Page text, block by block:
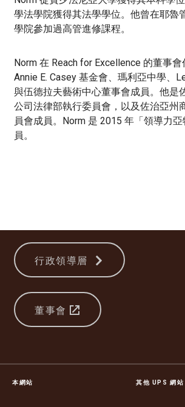
學法學院獲得其法學學位。他曾在耶魯
學院參加過高管進修課程。
Norm 在 Reach for Excellence 的董事
Annie E. Casey 基金會、瑪利亞中學、
與伍德拉夫藝術中心董事會成員。他是
公司法律部執行委員會，以及佐治亞州
員會成員。Norm 是 2015 年「領導力
員。
行政領導層
董事會
本網站 其他 UPS 網站